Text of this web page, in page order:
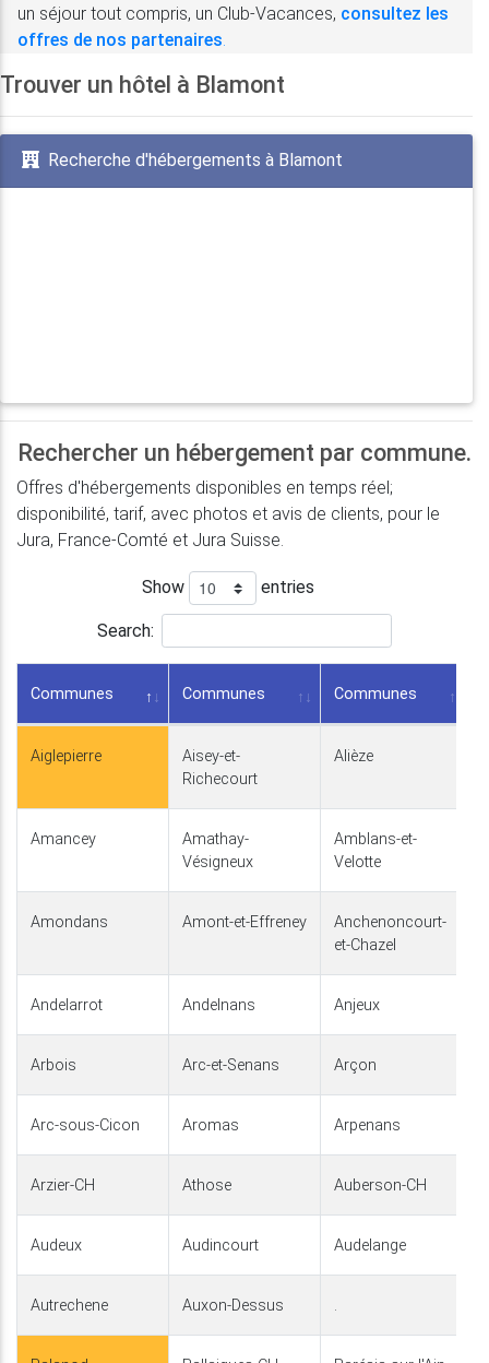
un séjour tout compris, un Club-Vacances, consultez les
offres de nos partenaires
Trouver un hôtel à Blamont
Recherche d'hébergements à Blamont
Rechercher un hébergement par commune.
Offres d'hébergements disponibles en temps réel;
disponibilité, tarif, avec photos et avis de clients, pour le
Jura, France-Comté et Jura Suisse.
Show entries
Search:
Communes Communes Communes
Aiglepierre
Aisey-et-
Richecourt
Alièze
Amancey
Amathay-
Vésigneux
Amblans-et-
Velotte
Amondans Amont-et-Effreney
Anchenoncourt-
et-Chazel
Andelarrot Andelnans Anjeux
Arbois Arc-et-Senans Arçon
Arc-sous-Cicon Aromas Arpenans
Arzier-CH Athose Auberson-CH
Audeux Audincourt Audelange
Autrechene Auxon-Dessus .